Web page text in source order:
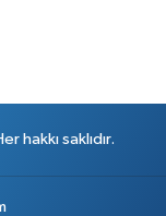
hakkı saklıdır.